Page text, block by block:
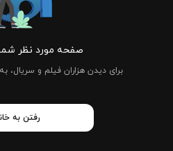
صفحه مورد نظر
برای دیدن هزاران فیلم و سریال،
رفتن به